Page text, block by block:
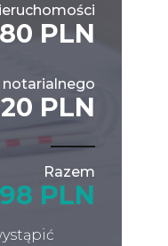
PLN
PLN
Razem
PLN